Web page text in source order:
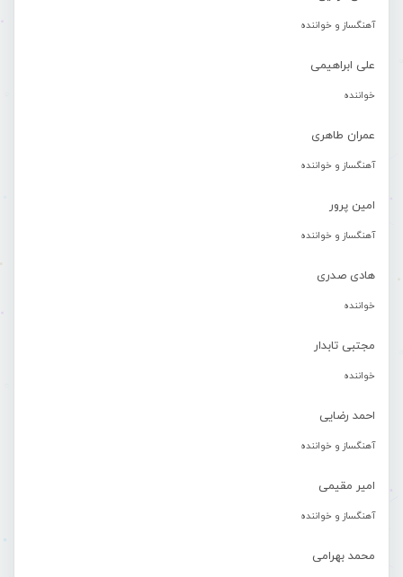
آهنگساز و خواننده
علی ابراهیمی
خواننده
عمران طاهری
آهنگساز و خواننده
امین پرور
آهنگساز و خواننده
هادی صدری
خواننده
مجتبی تابدار
خواننده
احمد رضایی
آهنگساز و خواننده
امیر مقیمی
آهنگساز و خواننده
محمد بهرامی